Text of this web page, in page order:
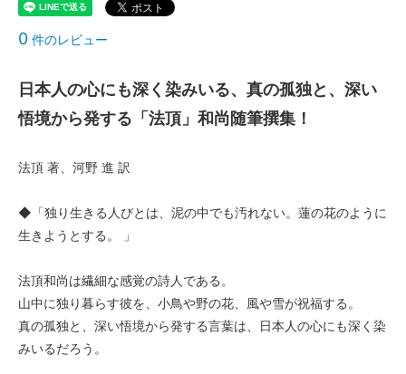
0 件のレビュー
日本人の心にも深く染みいる、真の孤独と、深い
悟境から発する「法頂」和尚随筆撰集！
法頂 著、河野 進 訳
◆「独り生きる人びとは、泥の中でも汚れない。蓮の花のように
生きようとする。 」
法頂和尚は繊細な感覚の詩人である。
山中に独り暮らす彼を、小鳥や野の花、風や雪が祝福する。
真の孤独と、深い悟境から発する言葉は、日本人の心にも深く染
みいるだろう。